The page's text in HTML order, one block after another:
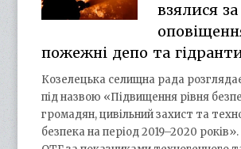
взялися
пожежні депо та
Козелецька селищна рада
під назвою «Підвищення рівня
громадян, цивільний захист та
безпека на період 2019–2020